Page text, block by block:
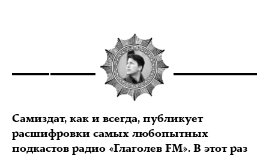
Самиздат, как и всегда, публикует
расшифровки самых любопытных
подкастов радио «Глаголев FM». В этот раз